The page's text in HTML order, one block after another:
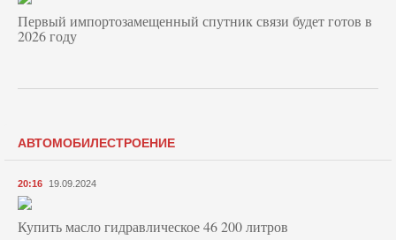
Первый импортозамещенный спутник связи будет готов в
2026 году
АВТОМОБИЛЕСТРОЕНИЕ
20:16 19.09.2024
Купить масло гидравлическое 46 200 литров